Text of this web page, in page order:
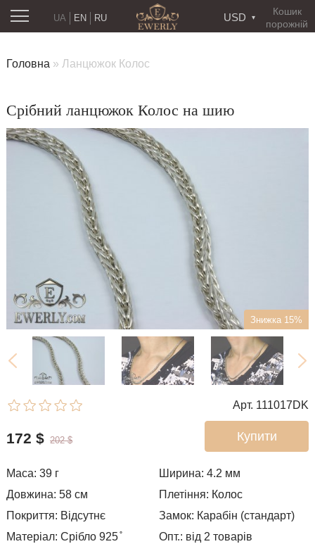
Кошик
порожній
USD
RU
UA EN
Головна » Ланцюжок Колос
Срібний ланцюжок Колос на шию
Знижка 15%
Арт. 111017DK
Купити
172 $ 202 $
Маса: 39 г Ширина: 4.2 мм
Довжина: 58 см
Плетіння: Колос
Покриття: Відсутнє
Замок: Карабін (стандарт)
Матеріал: Срібло 925 ̊
Опт.: від 2 товарів